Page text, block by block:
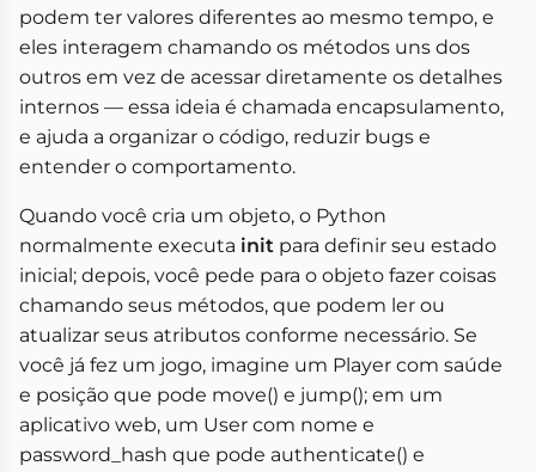
podem ter valores diferentes ao mesmo tempo, e
eles interagem chamando os métodos uns dos
outros em vez de acessar diretamente os detalhes
internos — essa ideia é chamada encapsulamento,
e ajuda a organizar o código, reduzir bugs e
entender o comportamento.
Quando você cria um objeto, o Python
normalmente executa init para definir seu estado
inicial; depois, você pede para o objeto fazer coisas
chamando seus métodos, que podem ler ou
atualizar seus atributos conforme necessário. Se
você já fez um jogo, imagine um Player com saúde
e posição que pode move() e jump(); em um
aplicativo web, um User com nome e
password_hash que pode authenticate() e